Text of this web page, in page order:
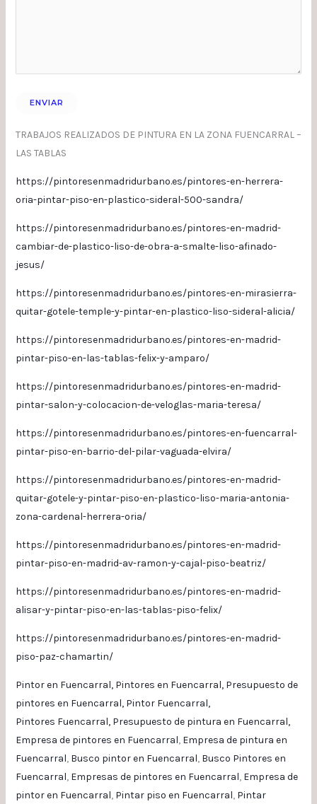
TRABAJOS REALIZADOS DE PINTURA EN LA ZONA FUENCARRAL –
LAS TABLAS
https://pintoresenmadridurbano.es/pintores-en-herrera-
oria-pintar-piso-en-plastico-sideral-500-sandra/
https://pintoresenmadridurbano.es/pintores-en-madrid-
cambiar-de-plastico-liso-de-obra-a-smalte-liso-afinado-
jesus/
https://pintoresenmadridurbano.es/pintores-en-mirasierra-
quitar-gotele-temple-y-pintar-en-plastico-liso-sideral-alicia/
https://pintoresenmadridurbano.es/pintores-en-madrid-
pintar-piso-en-las-tablas-felix-y-amparo/
https://pintoresenmadridurbano.es/pintores-en-madrid-
pintar-salon-y-colocacion-de-veloglas-maria-teresa/
https://pintoresenmadridurbano.es/pintores-en-fuencarral-
pintar-piso-en-barrio-del-pilar-vaguada-elvira/
https://pintoresenmadridurbano.es/pintores-en-madrid-
quitar-gotele-y-pintar-piso-en-plastico-liso-maria-antonia-
zona-cardenal-herrera-oria/
https://pintoresenmadridurbano.es/pintores-en-madrid-
pintar-piso-en-madrid-av-ramon-y-cajal-piso-beatriz/
https://pintoresenmadridurbano.es/pintores-en-madrid-
alisar-y-pintar-piso-en-las-tablas-piso-felix/
https://pintoresenmadridurbano.es/pintores-en-madrid-
piso-paz-chamartin/
Pintor en Fuencarral, Pintores en Fuencarral, Presupuesto de
pintores en Fuencarral, Pintor Fuencarral,
Pintores Fuencarral, Presupuesto de pintura en Fuencarral,
Empresa de pintores en Fuencarral, Empresa de pintura en
Fuencarral, Busco pintor en Fuencarral, Busco Pintores en
Fuencarral, Empresas de pintores en Fuencarral, Empresa de
pintor en Fuencarral, Pintar piso en Fuencarral, Pintar